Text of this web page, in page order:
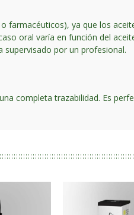
farmacéuticos), ya que los
oral varía en función del
supervisado por un profesional.
completa trazabilidad. Es